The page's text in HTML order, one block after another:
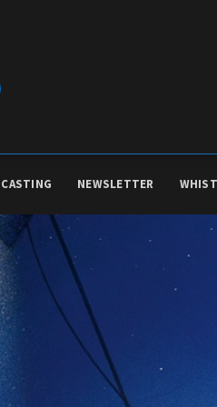
Italiano
FESTIVAL, MARKETS, AWARDS
International Film Festival Rotterdam
Berlinale Internationalen
Filmfestspiele Berlin
Festival de Cannes
Biografilm Festival - Bio to B Industry
CASTING NEWSLETTER